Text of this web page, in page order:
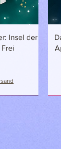
Insel der